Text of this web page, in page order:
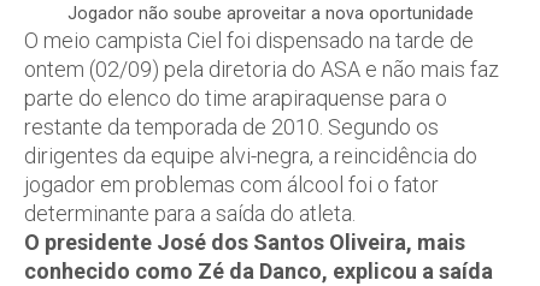
Jogador não soube aproveitar a nova oportunidade
O meio campista Ciel foi dispensado na tarde de
ontem (02/09) pela diretoria do ASA e não mais faz
parte do elenco do time arapiraquense para o
restante da temporada de 2010. Segundo os
dirigentes da equipe alvi-negra, a reincidência do
jogador em problemas com álcool foi o fator
determinante para a saída do atleta.
O presidente José dos Santos Oliveira, mais
conhecido como Zé da Danco, explicou a saída